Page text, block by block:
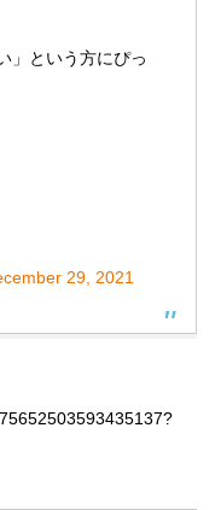
」という方にぴっ
29, 2021